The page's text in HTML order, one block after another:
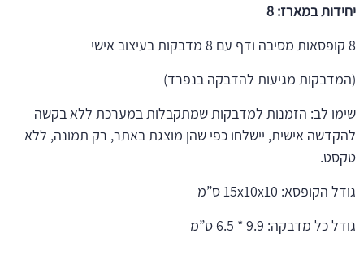
יחידות במארז: 8
8 קופסאות מסיבה ודף עם 8 מדבקות בעיצוב אישי
(המדבקות מגיעות להדבקה בנפרד)
שימו לב: הזמנות למדבקות שמתקבלות במערכת ללא בקשה
להקדשה אישית, יישלחו כפי שהן מוצגת באתר, רק תמונה, ללא
טקסט.
גודל הקופסא: 15x10x10 ס”מ
גודל כל מדבקה: 9.9 * 6.5 ס”מ